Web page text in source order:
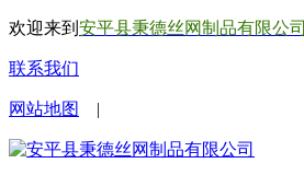
欢迎来到 安平县秉德丝网制品有限公司
联系我们
网站地图 |